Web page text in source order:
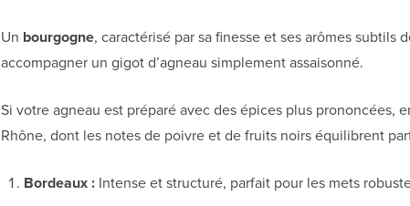
Un bourgogne, caractérisé par sa finesse et ses arômes
accompagner un gigot d’agneau simplement assaisonné.
Si votre agneau est préparé avec des épices plus prononcées,
Rhône, dont les notes de poivre et de fruits noirs équilibrent
Bordeaux : Intense et structuré, parfait pour les mets